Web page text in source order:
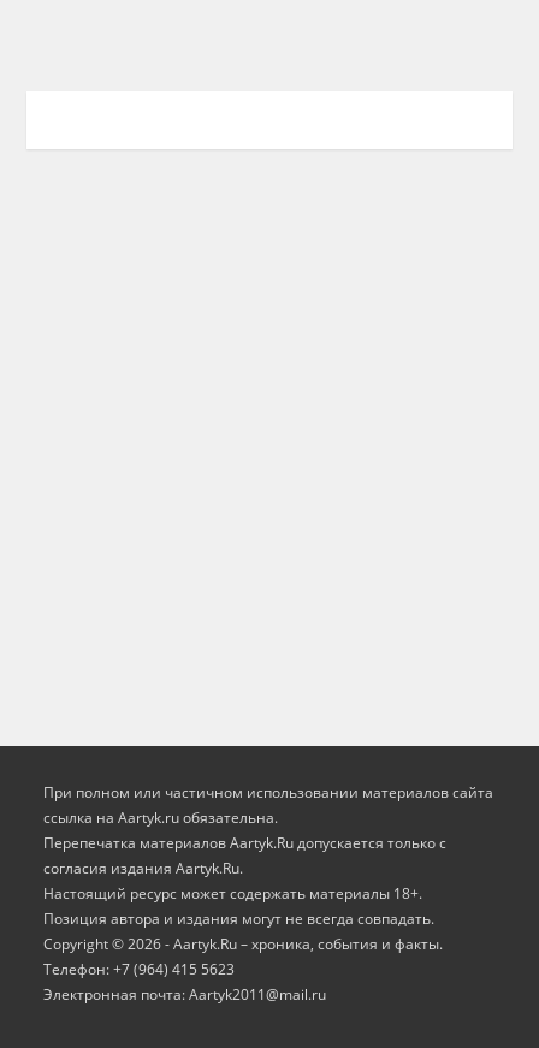
При полном или частичном использовании материалов сайта
ссылка на Aartyk.ru oбязательна.
Перепечатка материалов Aartyk.Ru допускается только с
согласия издания Aartyk.Ru.
Настоящий ресурс может содержать материалы 18+.
Позиция автора и издания могут не всегда совпадать.
Copyright © 2026 - Aartyk.Ru – хроника, события и факты.
Телефон: +7 (964) 415 5623
Электронная почта: Aartyk2011@mail.ru